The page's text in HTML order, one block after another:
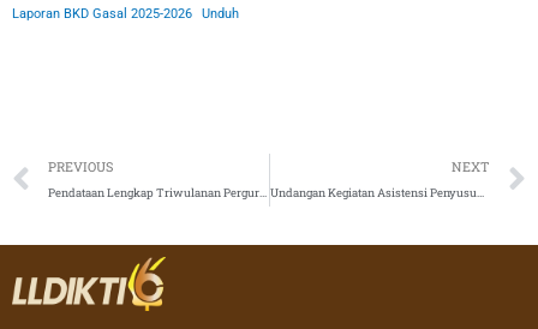
Laporan BKD Gasal 2025-2026 Unduh
Prev
PREVIOUS
Pendataan Lengkap Triwulanan Perguruan Tinggi Tahun 2026
NEXT
Undangan Kegiatan Asistensi Penyusunan Proposal PKM Berdampak bagi Mahasiswa Perguruan Tinggi Swasta di Jawa Tengah